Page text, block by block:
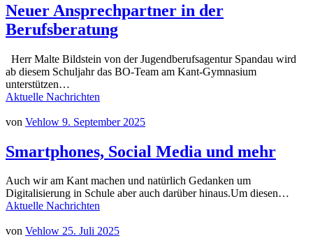
Neuer Ansprechpartner in der
Berufsberatung
Herr Malte Bildstein von der Jugendberufsagentur Spandau wird
ab diesem Schuljahr das BO-Team am Kant-Gymnasium
unterstützen…
Aktuelle Nachrichten
von Vehlow 9. September 2025
Smartphones, Social Media und mehr
Auch wir am Kant machen und natürlich Gedanken um
Digitalisierung in Schule aber auch darüber hinaus.Um diesen…
Aktuelle Nachrichten
von Vehlow 25. Juli 2025